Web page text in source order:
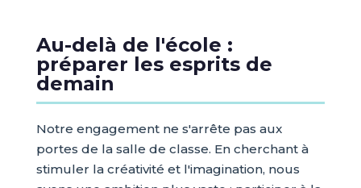
Au-delà de l'école :
préparer les esprits de
demain
Notre engagement ne s'arrête pas aux
portes de la salle de classe. En cherchant à
stimuler la créativité et l'imagination, nous